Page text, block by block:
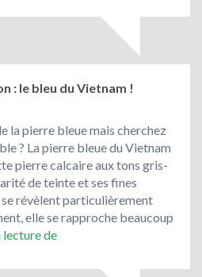
: le bleu du Vietnam !
la pierre bleue mais cherchez
? La pierre bleue du Vietnam
pierre calcaire aux tons gris-
de teinte et ses fines
révèlent particulièrement
elle se rapproche beaucoup
lecture deToujours
promotion